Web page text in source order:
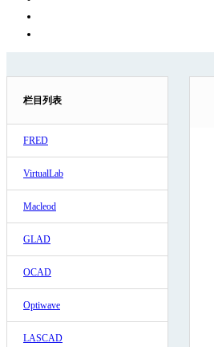
栏目列表
FRED
VirtualLab
Macleod
GLAD
OCAD
Optiwave
LASCAD